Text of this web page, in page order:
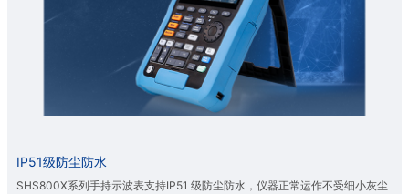
IP51级防尘防水
SHS800X系列手持示波表支持IP51 级防尘防水，仪器正常运作不受细小灰尘